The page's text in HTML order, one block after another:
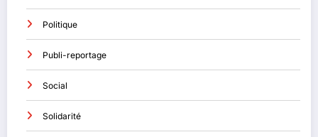
Politique
Publi-reportage
Social
Solidarité